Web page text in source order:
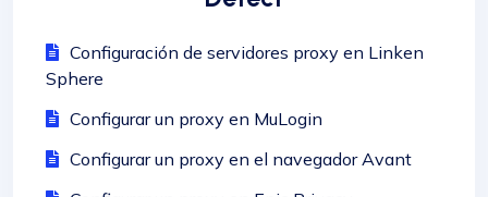
Configuración de servidores proxy en Linken
Sphere
Configurar un proxy en MuLogin
Configurar un proxy en el navegador Avant